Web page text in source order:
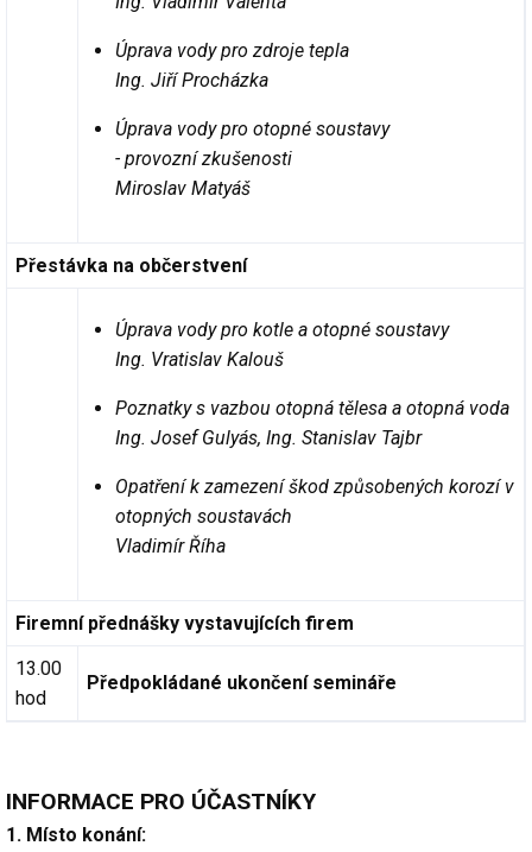
Úprava vody pro zdroje tepla
Ing. Jiří Procházka
Úprava vody pro otopné soustavy
- provozní zkušenosti
Miroslav Matyáš
Přestávka na občerstvení
Úprava vody pro kotle a otopné soustavy
Ing. Vratislav Kalouš
Poznatky s vazbou otopná tělesa a otopná voda
Ing. Josef Gulyás, Ing. Stanislav Tajbr
Opatření k zamezení škod způsobených korozí v
otopných soustavách
Vladimír Říha
Firemní přednášky vystavujících firem
13.00
hod
Předpokládané ukončení semináře
INFORMACE PRO ÚČASTNÍKY
1. Místo konání: